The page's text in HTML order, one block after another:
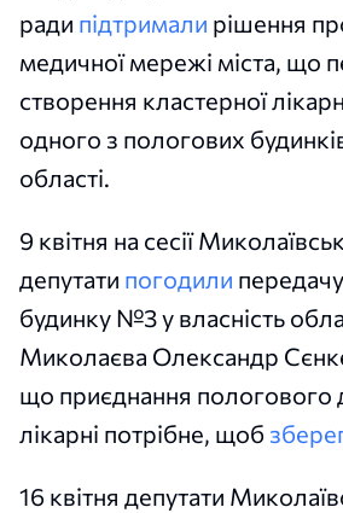
ради підтримали рішення
медичної мережі міста, що
створення кластерної
одного з пологових
області.
9 квітня на сесії
депутати погодили
будинку №3 у власність
Миколаєва Олександр
що приєднання пологового
лікарні потрібне, щоб
16 квітня депутати